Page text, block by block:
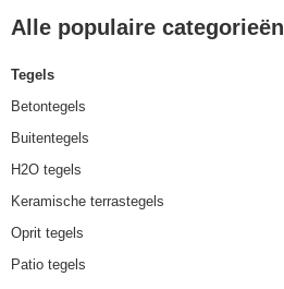
Alle populaire categorieën
Tegels
Betontegels
Buitentegels
H2O tegels
Keramische terrastegels
Oprit tegels
Patio tegels